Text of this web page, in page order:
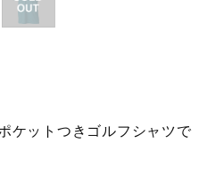
ケットつきゴルフシャツで